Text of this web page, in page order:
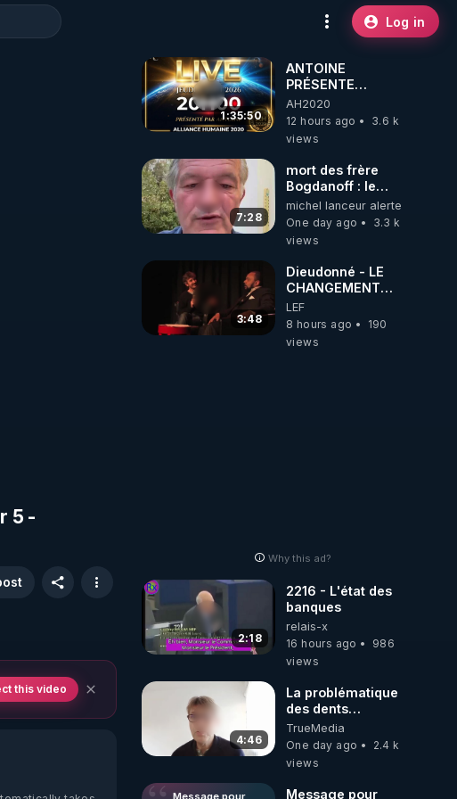
Log in
5 -
this video
1:35:50
ANTOINE
PRÉSENTE
AH2020 LE LIVE
20H ***DU
06/08/2026***
AH2020
12 hours ago
3.6 k
views
7:28
mort des frère
Bogdanoff : le
mensonge d état
michel lanceur alerte
One day ago
3.3 k
views
3:48
Dieudonné - LE
CHANGEMENT
C'EST
MAINTENANT
LEF
8 hours ago
190
views
Why this ad?
2:18
2216 - L'état des
banques
relais-x
16 hours ago
986
views
4:46
La problématique
des dents
dévitalisées et
des implants
TrueMedia
One day ago
2.4 k
views
Message pour
Message pour